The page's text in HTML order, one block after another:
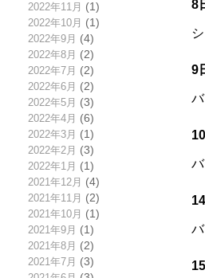
2022年11月 (1)
2022年10月 (1)
2022年9月 (4)
2022年8月 (2)
2022年7月 (2)
2022年6月 (2)
2022年5月 (3)
2022年4月 (6)
2022年3月 (1)
2022年2月 (3)
2022年1月 (1)
2021年12月 (4)
2021年11月 (2)
2021年10月 (1)
2021年9月 (1)
2021年8月 (2)
2021年7月 (3)
8
9